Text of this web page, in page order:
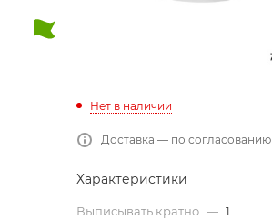
Нет в наличии
Доставка — по согласованию
Характеристики
Выписывать кратно — 1